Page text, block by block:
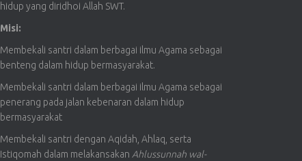
hidup yang diridhoi Allah SWT.
Misi:
Membekali santri dalam berbagai ilmu Agama sebagai
benteng dalam hidup bermasyarakat.
Membekali santri dalam berbagai ilmu Agama sebagai
penerang pada jalan kebenaran dalam hidup
bermasyarakat
Membekali santri dengan Aqidah, Ahlaq, serta
Istiqomah dalam melakansakan Ahlussunnah wal-